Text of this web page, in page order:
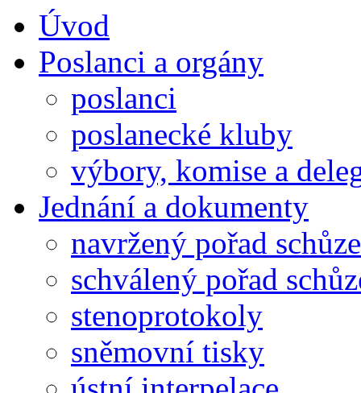
Úvod
Poslanci a orgány
poslanci
poslanecké kluby
výbory, komise a
Jednání a dokumenty
navržený pořad schůze
schválený pořad
stenoprotokoly
sněmovní tisky